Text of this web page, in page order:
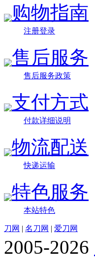
购物指南
注册登录
售后服务
售后服务政策
支付方式
付款详细说明
物流配送
快递运输
特色服务
本站特色
刀网 | 名刀网 | 爱刀网
2005-2026